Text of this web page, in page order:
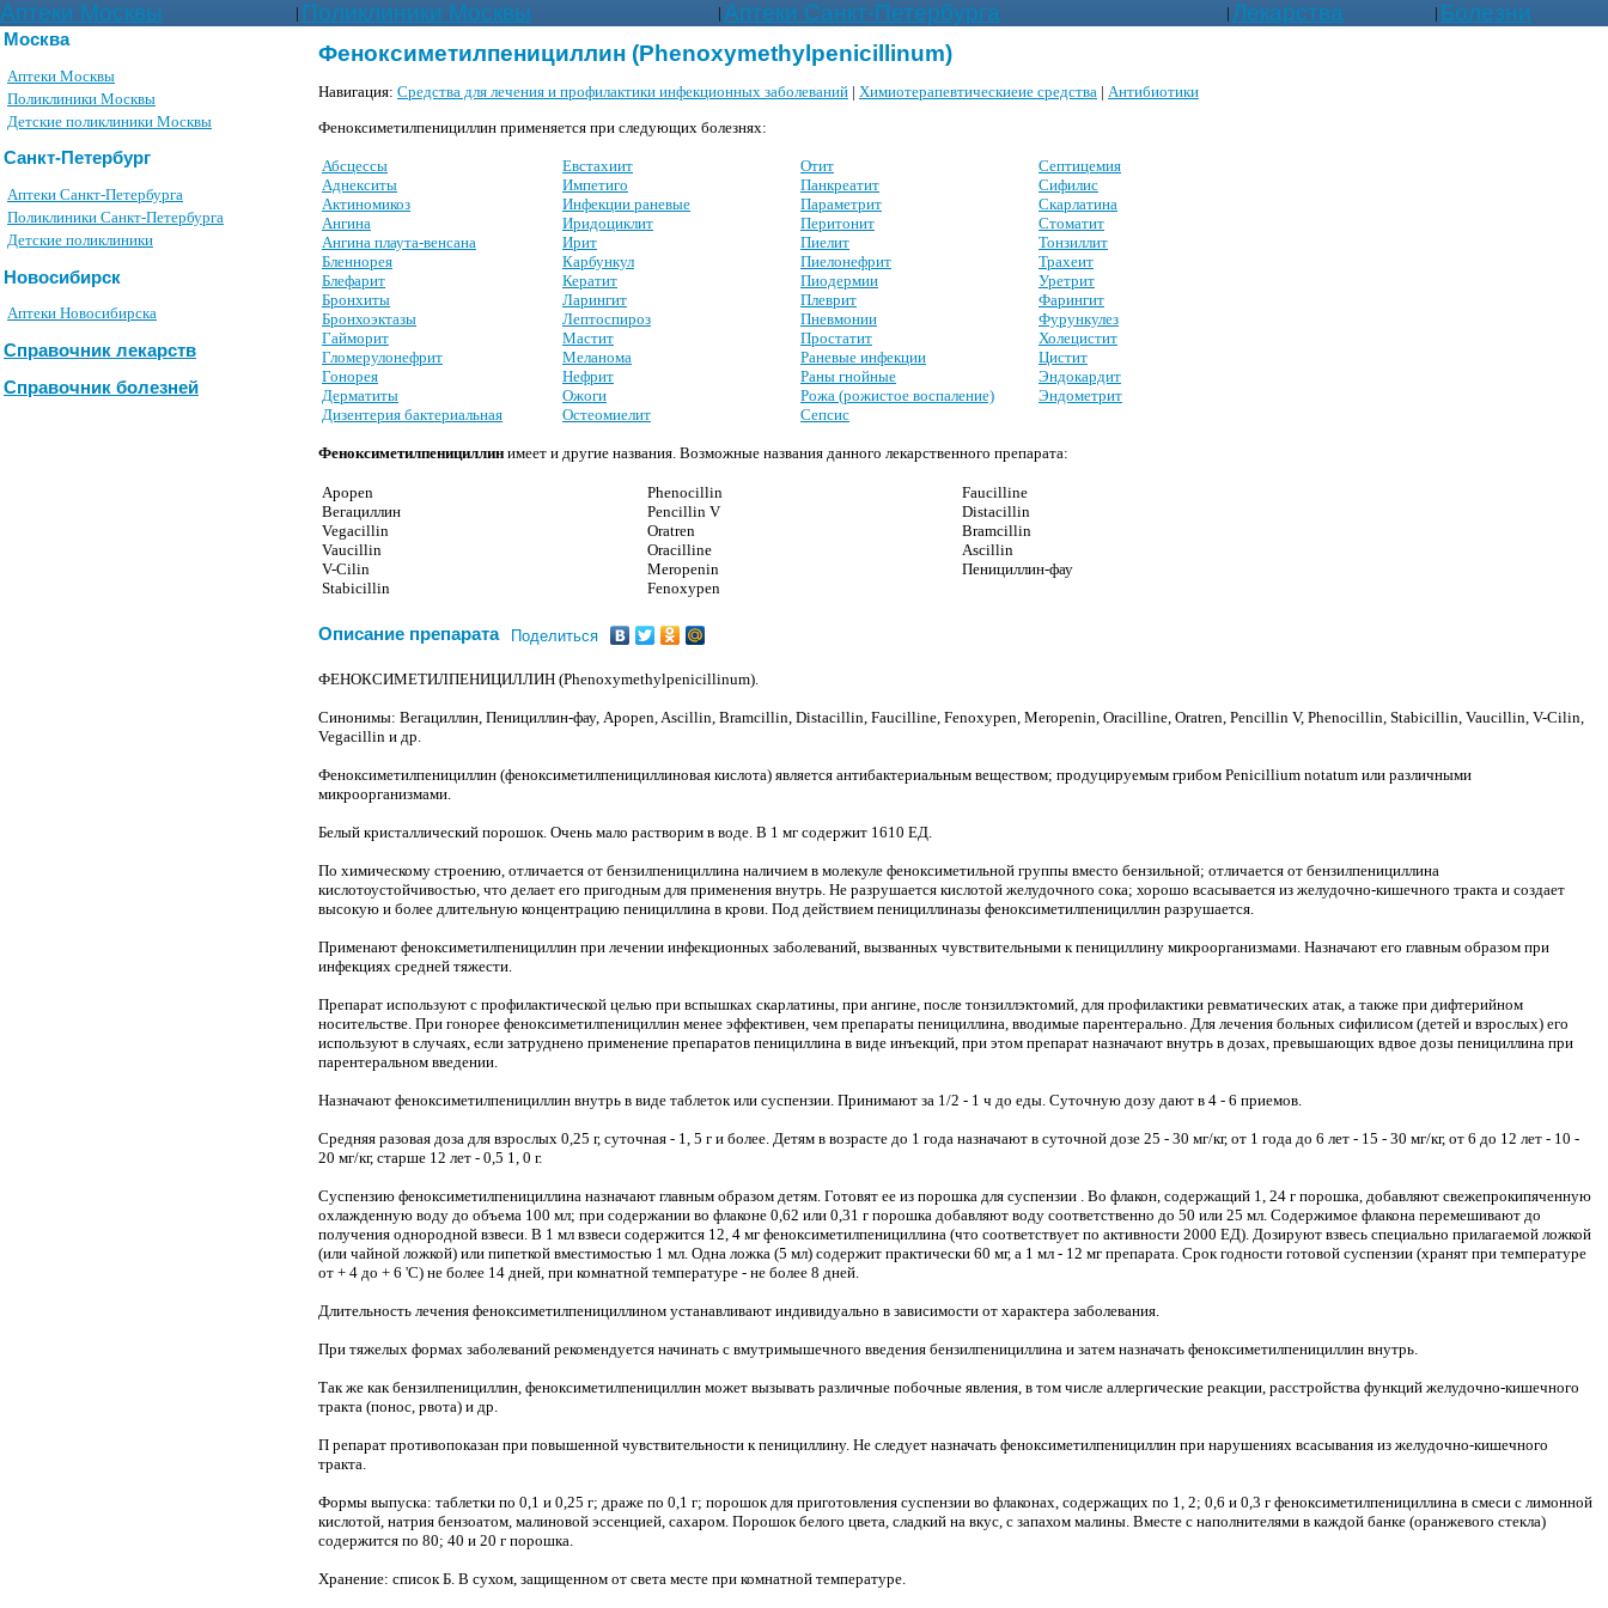
Аптеки Москвы | Поликлиники Москвы | Аптеки Санкт-Петербурга | Лекарства | Болезни
Москва
Аптеки Москвы
Поликлиники Москвы
Детские поликлиники Москвы
Санкт-Петербург
Аптеки Санкт-Петербурга
Поликлиники Санкт-Петербурга
Детские поликлиники
Новосибирск
Аптеки Новосибирска
Справочник лекарств
Справочник болезней
Феноксиметилпенициллин (Phenoxymethylpenicillinum)
Навигация: Средства для лечения и профилактики инфекционных заболеваний | Химиотерапевтическиеие средства | Антибиотики
Феноксиметилпенициллин применяется при следующих болезнях:
Абсцессы
Аднекситы
Актиномикоз
Ангина
Ангина плаута-венсана
Бленнорея
Блефарит
Бронхиты
Бронхоэктазы
Гайморит
Гломерулонефрит
Гонорея
Дерматиты
Дизентерия бактериальная
Евстахиит
Импетиго
Инфекции раневые
Иридоциклит
Ирит
Карбункул
Кератит
Ларингит
Лептоспироз
Мастит
Меланома
Нефрит
Ожоги
Остеомиелит
Отит
Панкреатит
Параметрит
Перитонит
Пиелит
Пиелонефрит
Пиодермии
Плеврит
Пневмонии
Простатит
Раневые инфекции
Раны гнойные
Рожа (рожистое воспаление)
Сепсис
Септицемия
Сифилис
Скарлатина
Стоматит
Тонзиллит
Трахеит
Уретрит
Фарингит
Фурункулез
Холецистит
Цистит
Эндокардит
Эндометрит
Феноксиметилпенициллин имеет и другие названия. Возможные названия данного лекарственного препарата:
Apopen
Вегациллин
Vegacillin
Vaucillin
V-Cilin
Stabicillin
Phenocillin
Pencillin V
Oratren
Oracilline
Meropenin
Fenoxypen
Faucilline
Distacillin
Bramcillin
Ascillin
Пенициллин-фау
Описание препарата Поделиться
ФЕНОКСИМЕТИЛПЕНИЦИЛЛИН (Phenoxymethylpenicillinum).
Синонимы: Вегациллин, Пенициллин-фау, Apopen, Ascillin, Bramcillin, Distacillin, Faucilline, Fenoxypen, Meropenin, Oracilline, Oratren, Pencillin V, Phenocillin, Stabicillin, Vaucillin, V-Cilin,
Vegacillin и др.
Феноксиметилпенициллин (феноксиметилпенициллиновая кислота) является антибактериальным веществом; продуцируемым грибом Реnicillium notatum или различными
микроорганизмами.
Белый кристаллический порошок. Очень мало растворим в воде. В 1 мг содержит 1610 ЕД.
По химическому строению, отличается от бензилпенициллина наличием в молекуле феноксиметильной группы вместо бензильной; отличается от бензилпенициллина
кислотоустойчивостью, что делает его пригодным для применения внутрь. Не разрушается кислотой желудочного сока; хорошо всасывается из желудочно-кишечного тракта и создает
высокую и более длительную концентрацию пенициллина в крови. Под действием пенициллиназы феноксиметилпенициллин разрушается.
Применают феноксиметилпенициллин при лечении инфекционных заболеваний, вызванных чувствительными к пенициллину микроорганизмами. Назначают его главным образом при
инфекциях средней тяжести.
Препарат используют с профилактической целью при вспышках скарлатины, при ангине, после тонзиллэктомий, для профилактики ревматических атак, а также при дифтерийном
носительстве. При гонорее феноксиметилпенициллин менее эффективен, чем препараты пенициллина, вводимые парентерально. Для лечения больных сифилисом (детей и взрослых) его
используют в случаях, если затруднено применение препаратов пенициллина в виде инъекций, при этом препарат назначают внутрь в дозах, превышающих вдвое дозы пенициллина при
парентеральном введении.
Назначают феноксиметилпенициллин внутрь в виде таблеток или суспензии. Принимают за 1/2 - 1 ч до еды. Суточную дозу дают в 4 - 6 приемов.
Средняя разовая доза для взрослых 0,25 г, суточная - 1, 5 г и более. Детям в возрасте до 1 года назначают в суточной дозе 25 - 30 мг/кг, от 1 года до 6 лет - 15 - 30 мг/кг, от 6 до 12 лет - 10 -
20 мг/кг, старше 12 лет - 0,5 1, 0 г.
Суспензию феноксиметилпенициллина назначают главным образом детям. Готовят ее из порошка для суспензии . Во флакон, содержащий 1, 24 г порошка, добавляют свежепрокипяченную
охлажденную воду до объема 100 мл; при содержании во флаконе 0,62 или 0,31 г порошка добавляют воду соответственно до 50 или 25 мл. Содержимое флакона перемешивают до
получения однородной взвеси. В 1 мл взвеси содержится 12, 4 мг феноксиметилпенициллина (что соответствует по активности 2000 ЕД). Дозируют взвесь специально прилагаемой ложкой
(или чайной ложкой) или пипеткой вместимостью 1 мл. Одна ложка (5 мл) содержит практически 60 мг, а 1 мл - 12 мг препарата. Срок годности готовой суспензии (хранят при температуре
от + 4 до + 6 'С) не более 14 дней, при комнатной температуре - не более 8 дней.
Длительность лечения феноксиметилпенициллином устанавливают индивидуально в зависимости от характера заболевания.
При тяжелых формах заболеваний рекомендуется начинать с вмутримышечного введения бензилпенициллина и затем назначать феноксиметилпенициллин внутрь.
Так же как бензилпенициллин, феноксиметилпенициллин может вызывать различные побочные явления, в том числе аллергические реакции, расстройства функций желудочно-кишечного
тракта (понос, рвота) и др.
П репарат противопоказан при повышенной чувствительности к пенициллину. Не следует назначать феноксиметилпенициллин при нарушениях всасывания из желудочно-кишечного
тракта.
Формы выпуска: таблетки по 0,1 и 0,25 г; драже по 0,1 г; порошок для приготовления суспензии во флаконах, содержащих по 1, 2; 0,6 и 0,3 г феноксиметилпенициллина в смеси с лимонной
кислотой, натрия бензоатом, малиновой эссенцией, сахаром. Порошок белого цвета, сладкий на вкус, с запахом малины. Вместе с наполнителями в каждой банке (оранжевого стекла)
содержится по 80; 40 и 20 г порошка.
Хранение: список Б. В сухом, защищенном от света месте при комнатной температуре.